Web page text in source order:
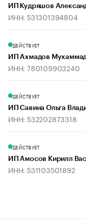
ИП Кудряшов
ИНН: 531301394804
ДЕЙСТВУЕТ
ИП Ахмадов
ИНН: 780109903240
ДЕЙСТВУЕТ
ИП Савина Ольга
ИНН: 532202873318
ДЕЙСТВУЕТ
ИП Амосов Кирилл
ИНН: 531103501892